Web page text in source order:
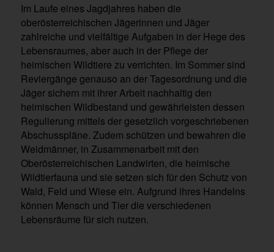
Im Laufe eines Jagdjahres haben die
oberösterreichischen Jägerinnen und Jäger
zahlreiche und vielfältige Aufgaben in der Hege des
Lebensraumes, aber auch in der Pflege der
heimischen Wildtiere zu verrichten. Im Sommer sind
Reviergänge genauso an der Tagesordnung und die
Jäger sichern mit ihrer Arbeit nachhaltig den
heimischen Wildbestand und gewährleisten dessen
Regulierung mittels der gesetzlich vorgeschriebenen
Abschusspläne. Zudem schützen und bewahren die
Weidmänner, in Zusammenarbeit mit den
Oberösterreichischen Landwirten, die heimische
Wildtierfauna und sie setzen sich für den Schutz von
Wald, Feld und Wiese ein. Aufgrund ihres Handelns
können Mensch und Tier die verschiedenen
Lebensräume für sich nutzen.